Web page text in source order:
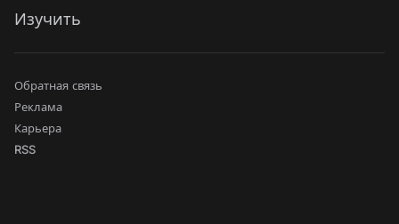
Изучить
Обратная связь
Реклама
Карьера
RSS